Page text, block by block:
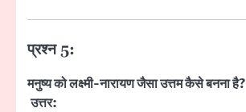
प्रश्न 5:
मनुष्य को लक्ष्मी-नारायण जैसा उत्तम कैसे बनना है?
उत्तर: